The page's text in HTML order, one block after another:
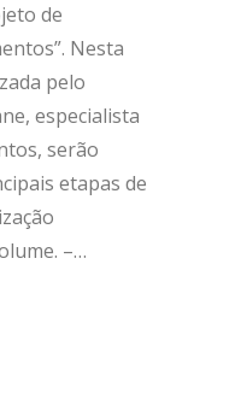
de
Nesta
pelo
especialista
serão
etapas de
–…